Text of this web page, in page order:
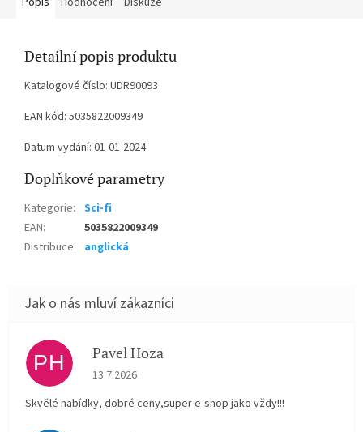
Detailní popis produktu
Katalogové číslo: UDR90093
EAN kód: 5035822009349
Datum vydání: 01-01-2024
Doplňkové parametry
Kategorie: Sci-fi
EAN:
5035822009349
Distribuce: anglická
PH Pavel Hoza
Hodnocení obchodu je 5 z 5 hvězdiček.
13.7.2026
Skvělé nabídky, dobré ceny,super e-shop jako vždy!!!